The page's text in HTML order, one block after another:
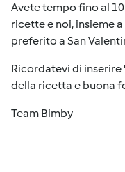
Avete tempo fino al
ricette e noi, insieme
preferito a San
Ricordatevi di inserire
della ricetta e buona
Team Bimby